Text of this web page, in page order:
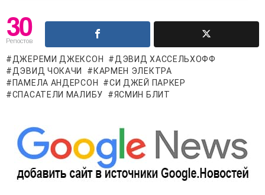
30
Репостов
ДЖЕРЕМИ ДЖЕКСОН
ДЭВИД ХАССЕЛЬХОФФ
ДЭВИД ЧОКАЧИ
КАРМЕН ЭЛЕКТРА
ПАМЕЛА АНДЕРСОН
СИ ДЖЕЙ ПАРКЕР
СПАСАТЕЛИ МАЛИБУ
ЯСМИН БЛИТ